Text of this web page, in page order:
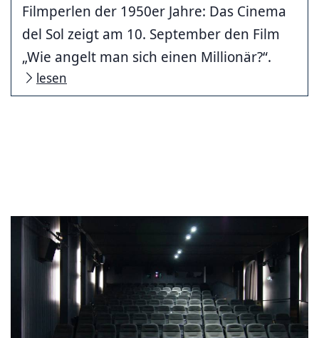
Filmperlen der 1950er Jahre: Das Cinema
del Sol zeigt am 10. September den Film
„Wie angelt man sich einen Millionär?“.
lesen